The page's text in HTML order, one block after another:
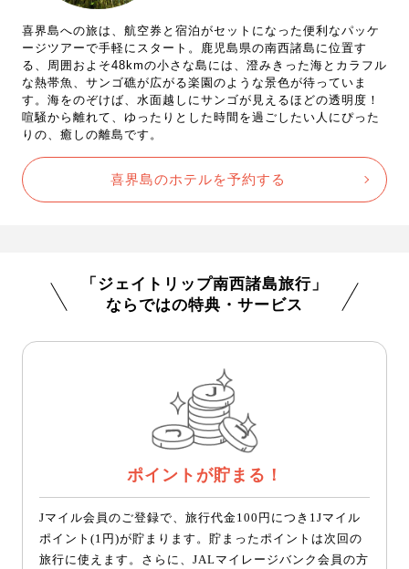
喜界島への旅は、航空券と宿泊がセットになった便利なパッケ
ージツアーで手軽にスタート。鹿児島県の南西諸島に位置す
る、周囲およそ48kmの小さな島には、澄みきった海とカラフル
な熱帯魚、サンゴ礁が広がる楽園のような景色が待っていま
す。海をのぞけば、水面越しにサンゴが見えるほどの透明度！
喧騒から離れて、ゆったりとした時間を過ごしたい人にぴった
りの、癒しの離島です。
喜界島のホテルを予約する
「ジェイトリップ南西諸島旅行」
ならではの特典・サービス
ポイントが貯まる！
Jマイル会員のご登録で、旅行代金100円につき1Jマイル
ポイント(1円)が貯まります。貯まったポイントは次回の
旅行に使えます。さらに、JALマイレージバンク会員の方